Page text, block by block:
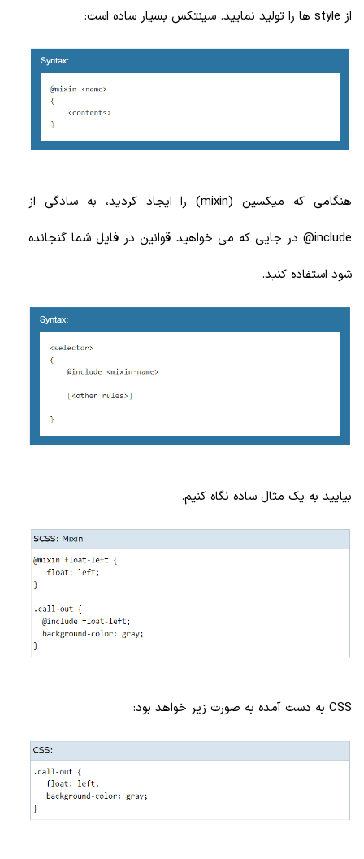
از style ها را تولید نمایید. سینتکس بسیار ساده است:
هنگامی که میکسین (mixin) را ایجاد کردید، به سادگی از
include@ در جایی که می خواهید قوانین در فایل شما گنجانده
شود استفاده کنید.
بیایید به یک مثال ساده نگاه کنیم.
CSS به دست آمده به صورت زیر خواهد بود: